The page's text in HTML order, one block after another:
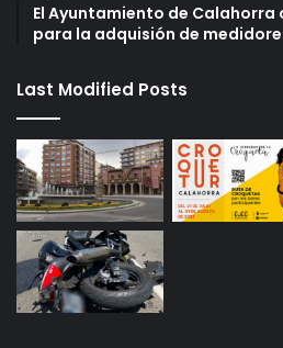
El Ayuntamiento de
para la adquisión de
Last Modified Posts